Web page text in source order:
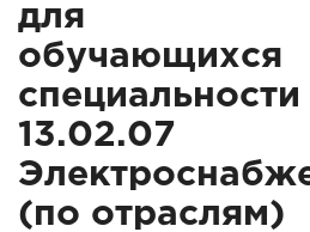
для
обучающихся
специальности
13.02.07
(по отраслям)